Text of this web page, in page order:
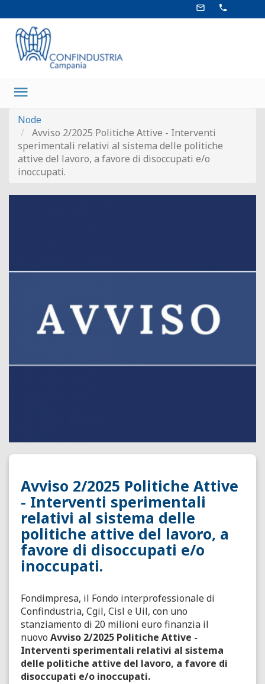
al
contenuto
principale
mail_outline phone
Main
navigation
Node
Avviso 2/2025 Politiche Attive - Interventi
sperimentali relativi al sistema delle politiche
attive del lavoro, a favore di disoccupati e/o
inoccupati.
Avviso 2/2025 Politiche Attive
- Interventi sperimentali
relativi al sistema delle
politiche attive del lavoro, a
favore di disoccupati e/o
inoccupati.
Fondimpresa, il Fondo interprofessionale di
Confindustria, Cgil, Cisl e Uil, con uno
stanziamento di 20 milioni euro finanzia il
nuovo Avviso 2/2025 Politiche Attive -
Interventi sperimentali relativi al sistema
delle politiche attive del lavoro, a favore di
disoccupati e/o inoccupati.